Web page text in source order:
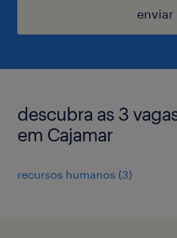
enviar
descubra as 3
em Cajamar
recursos humanos (3)